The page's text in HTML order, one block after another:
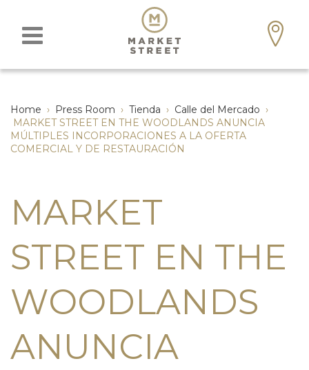
Home › Press Room › Tienda › Calle del Mercado ›
MARKET STREET EN THE WOODLANDS ANUNCIA
MÚLTIPLES INCORPORACIONES A LA OFERTA
COMERCIAL Y DE RESTAURACIÓN
MARKET
STREET EN THE
WOODLANDS
ANUNCIA